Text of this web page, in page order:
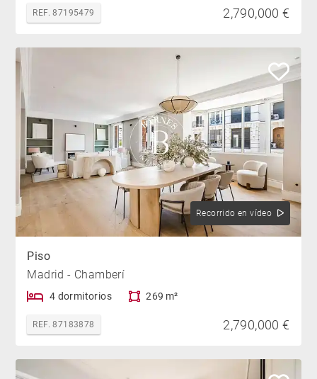
REF. 87195479 2,790,000 €
Recorrido en vídeo
Piso
Madrid - Chamberí
4 dormitorios 269 m²
REF. 87183878 2,790,000 €